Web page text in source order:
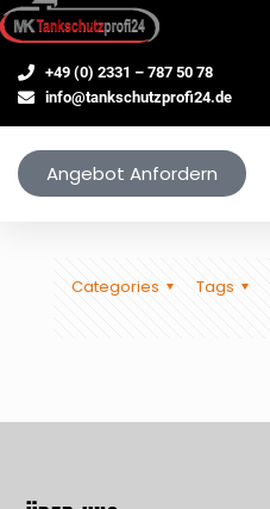
+49 (0) 2331 – 787 50 78
info@tankschutzprofi24.de
Angebot Anfordern
Categories Tags